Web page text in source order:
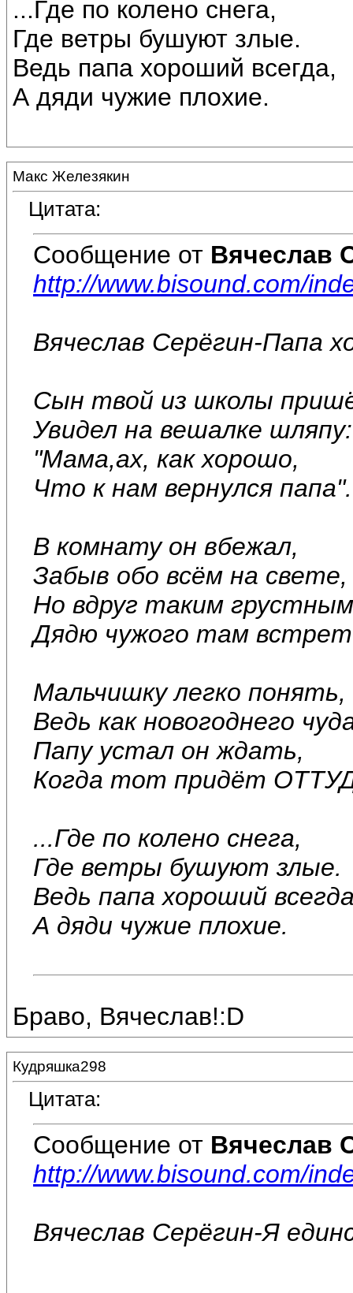
...Где по колено снега,
Где ветры бушуют злые.
Ведь папа хороший всегда,
А дяди чужие плохие.
Макс Железякин
Цитата:
Сообщение от Вячеслав
http://www.bisound.com/
Вячеслав Серёгин-Папа
Сын твой из школы
Увидел на вешалке шляпу:
"Мама,ах, как хорошо,
Что к нам вернулся папа".
В комнату он вбежал,
Забыв обо всём на свете,
Но вдруг таким
Дядю чужого там
Мальчишку легко понять,
Ведь как новогоднего
Папу устал он ждать,
Когда тот придёт
...Где по колено снега,
Где ветры бушуют злые.
Ведь папа хороший
А дяди чужие плохие.
Браво, Вячеслав!:D
Кудряшка298
Цитата:
Сообщение от Вячеслав
http://www.bisound.com/
Вячеслав Серёгин-Я